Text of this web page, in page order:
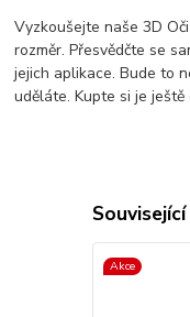
Vyzkoušejte naše 3D
rozměr. Přesvědčte se
jejich aplikace. Bude to
uděláte. Kupte si je ještě
Akce